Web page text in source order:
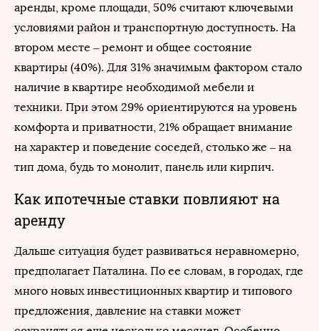
аренды, кроме площади, 50% считают ключевыми
условиями район и транспортную доступность. На
втором месте – ремонт и общее состояние
квартиры (40%). Для 31% значимым фактором стало
наличие в квартире необходимой мебели и
техники. При этом 29% ориентируются на уровень
комфорта и приватности, 21% обращает внимание
на характер и поведение соседей, столько же – на
тип дома, будь то монолит, панель или кирпич.
Как ипотечные ставки повлияют на
аренду
Дальше ситуация будет развиваться неравномерно,
предполагает Паталина. По ее словам, в городах, где
много новых инвестиционных квартир и типового
предложения, давление на ставки может